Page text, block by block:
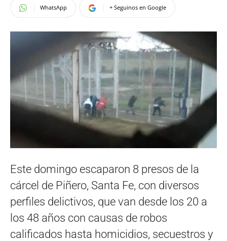
WhatsApp + Seguinos en Google
Este domingo escaparon 8 presos de la
cárcel de Piñero, Santa Fe, con diversos
perfiles delictivos, que van desde los 20 a
los 48 años con causas de robos
calificados hasta homicidios, secuestros y